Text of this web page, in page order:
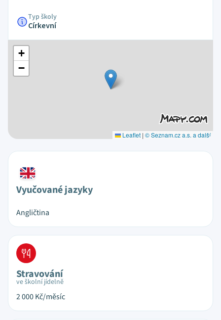
Typ školy
Církevní
+
−
Leaflet | © Seznam.cz a.s. a další
Vyučované jazyky
Angličtina
Stravování
ve školní jídelně
2 000Kč/měsíc